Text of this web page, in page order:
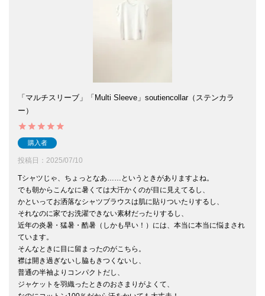
「マルチスリーブ」「Multi Sleeve」soutiencollar（ステンカラ
ー）
購入者
投稿日 2025/07/10
Tシャツじゃ、ちょっとなあ……というときがありますよね。
でも朝からこんなに暑くては大汗かくのが目に見えてるし、
かといってお洒落なシャツブラウスは肌に貼りついたりするし、
それなのに家でお洗濯できない素材だったりするし、
近年の炎暑・猛暑・酷暑（しかも早い！）には、本当に本当に悩まされ
ています。
そんなときに目に留まったのがこちら。
襟は開き過ぎないし脇もきつくないし、
普通の半袖よりコンパクトだし、
ジャケットを羽織ったときのおさまりがよくて、